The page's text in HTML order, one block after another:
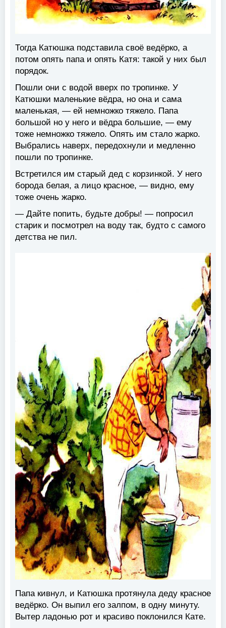
Тогда Катюшка подставила своё ведёрко, а
потом опять папа и опять Катя: такой у них был
порядок.
Пошли они с водой вверх по тропинке. У
Катюшки маленькие вёдра, но она и сама
маленькая, — ей немножко тяжело. Папа
большой но у него и вёдра большие, — ему
тоже немножко тяжело. Опять им стало жарко.
Выбрались наверх, передохнули и медленно
пошли по тропинке.
Встретился им старый дед с корзинкой. У него
борода белая, а лицо красное, — видно, ему
тоже очень жарко.
— Дайте попить, будьте добры! — попросил
старик и посмотрел на воду так, будто с самого
детства не пил.
Папа кивнул, и Катюшка протянула деду красное
ведёрко. Он выпил его залпом, в одну минуту.
Вытер ладонью рот и красиво поклонился Кате.